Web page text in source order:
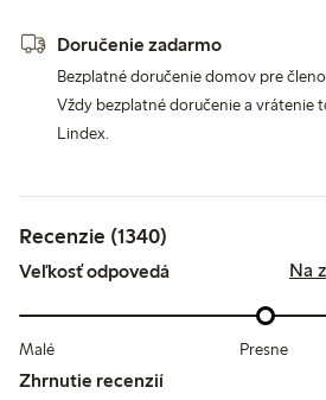
Doručenie zadarmo
Bezplatné doručenie domov pre
Vždy bezplatné doručenie a vrátenie
Lindex.
Recenzie (1340)
Veľkosť odpovedá Na
Malé Presne
Zhrnutie recenzií